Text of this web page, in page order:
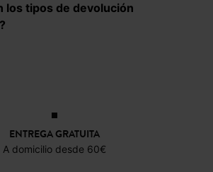
los tipos de devolución
ENTREGA GRATUITA
A domicilio desde 60€